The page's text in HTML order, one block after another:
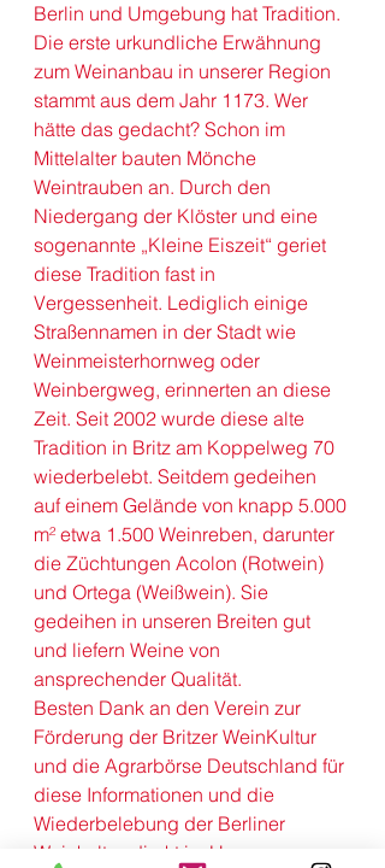
Berlin und Umgebung hat Tradition.
Die erste urkundliche Erwähnung
zum Weinanbau in unserer Region
stammt aus dem Jahr 1173. Wer
hätte das gedacht? Schon im
Mittelalter bauten Mönche
Weintrauben an. Durch den
Niedergang der Klöster und eine
sogenannte „Kleine Eiszeit“ geriet
diese Tradition fast in
Vergessenheit. Lediglich einige
Straßennamen in der Stadt wie
Weinmeisterhornweg oder
Weinbergweg, erinnerten an diese
Zeit. Seit 2002 wurde diese alte
Tradition in Britz am Koppelweg 70
wiederbelebt. Seitdem gedeihen
auf einem Gelände von knapp 5.000
m² etwa 1.500 Weinreben, darunter
die Züchtungen Acolon (Rotwein)
und Ortega (Weißwein). Sie
gedeihen in unseren Breiten gut
und liefern Weine von
ansprechender Qualität.
Besten Dank an den Verein zur
Förderung der Britzer WeinKultur
und die Agrarbörse Deutschland für
diese Informationen und die
Wiederbelebung der Berliner
Weinkultur, direkt im Herzen von